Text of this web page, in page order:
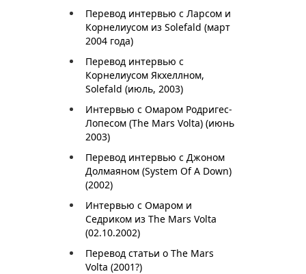
Перевод интервью с Ларсом и
Корнелиусом из Solefald (март
2004 года)
Перевод интервью с
Корнелиусом Якхеллном,
Solefald (июль, 2003)
Интервью с Омаром Родригес-
Лопесом (The Mars Volta) (июнь
2003)
Перевод интервью с Джоном
Долмаяном (System Of A Down)
(2002)
Интервью с Омаром и
Седриком из The Mars Volta
(02.10.2002)
Перевод статьи о The Mars
Volta (2001?)